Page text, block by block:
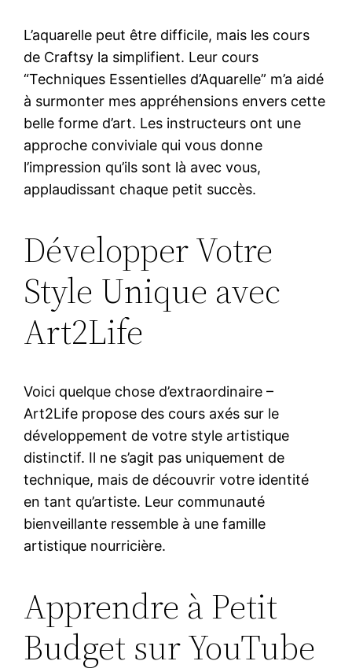
L’aquarelle peut être difficile, mais les cours
de Craftsy la simplifient. Leur cours
“Techniques Essentielles d’Aquarelle” m’a aidé
à surmonter mes appréhensions envers cette
belle forme d’art. Les instructeurs ont une
approche conviviale qui vous donne
l’impression qu’ils sont là avec vous,
applaudissant chaque petit succès.
Développer Votre
Style Unique avec
Art2Life
Voici quelque chose d’extraordinaire –
Art2Life propose des cours axés sur le
développement de votre style artistique
distinctif. Il ne s’agit pas uniquement de
technique, mais de découvrir votre identité
en tant qu’artiste. Leur communauté
bienveillante ressemble à une famille
artistique nourricière.
Apprendre à Petit
Budget sur YouTube